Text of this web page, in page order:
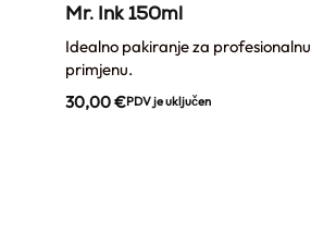
Mr. Ink 150ml
Idealno pakiranje za profesionalnu
primjenu.
30,00€PDV je uključen